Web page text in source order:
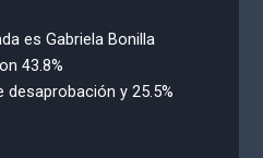
es Gabriela Bonilla
43.8%
desaprobación y 25.5%